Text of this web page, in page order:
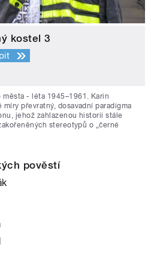
kostel 3
města - léta 1945–1961. Karin
převratný, dosavadní paradigma
jehož zahlazenou historii stále
stereotypů o „černé
pověstí